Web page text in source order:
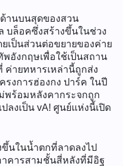
านบนสุดของสวน
บล็อคซึ่งสร้างขึ้นในช่วง
เป็นส่วนต่อขยายของค่าย
อังกฤษเพื่อใช้เป็นสถาน
ค่ายทหารเหล่านี้ถูกส่ง
งการฮ่องกง ปาร์ค ในปี
พร้อมหลังคากระจกถูก
ลงเป็น vA! ศูนย์แห่งนี้เปิด
ขึ้นในน้ำตกที่ลาดลงไป
าคารสามชั้นสี่หลังที่มีอิฐ